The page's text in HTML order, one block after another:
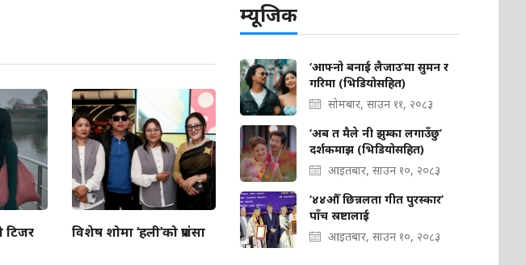
टिजर विशेष शोमा ‘हली’को प्रशंसा
म्यूजिक
‘आफ्नो बनाई लैजाउ’मा सुमन र
गरिमा (भिडियोसहित)
सोमबार, साउन ११, २०८३
‘अब त मैले नी झुम्का लगाउँछु’
दर्शकमाझ (भिडियोसहित)
आइतबार, साउन १०, २०८३
‘४४औँ छिन्नलता गीत पुरस्कार’
पाँच स्रष्टालाई
आइतबार, साउन १०, २०८३